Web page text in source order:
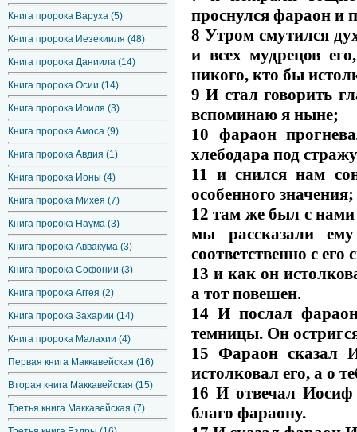
Книга пророка Варуха (5)
Книга пророка Иезекииля (48)
Книга пророка Даниила (14)
Книга пророка Осии (14)
Книга пророка Иоиля (3)
Книга пророка Амоса (9)
Книга пророка Авдия (1)
Книга пророка Ионы (4)
Книга пророка Михея (7)
Книга пророка Наума (3)
Книга пророка Аввакума (3)
Книга пророка Софонии (3)
Книга пророка Аггея (2)
Книга пророка Захарии (14)
Книга пророка Малахии (4)
Первая книга Маккавейская (16)
Вторая книга Маккавейская (15)
Третья книга Маккавейская (7)
проснулся фараон и
8 Утром смутился
и всех мудрецов
никого, кто бы
9 И стал говорить
вспоминаю я ныне;
10 фараон
хлебодара под
11 и снился нам
особенного значения;
12 там же был с
мы рассказали
соответственно с его
13 и как он
а тот повешен.
14 И послал
темницы. Он
15 Фараон сказал
истолковал его, а о
16 И отвечал Иосиф
благо фараону.